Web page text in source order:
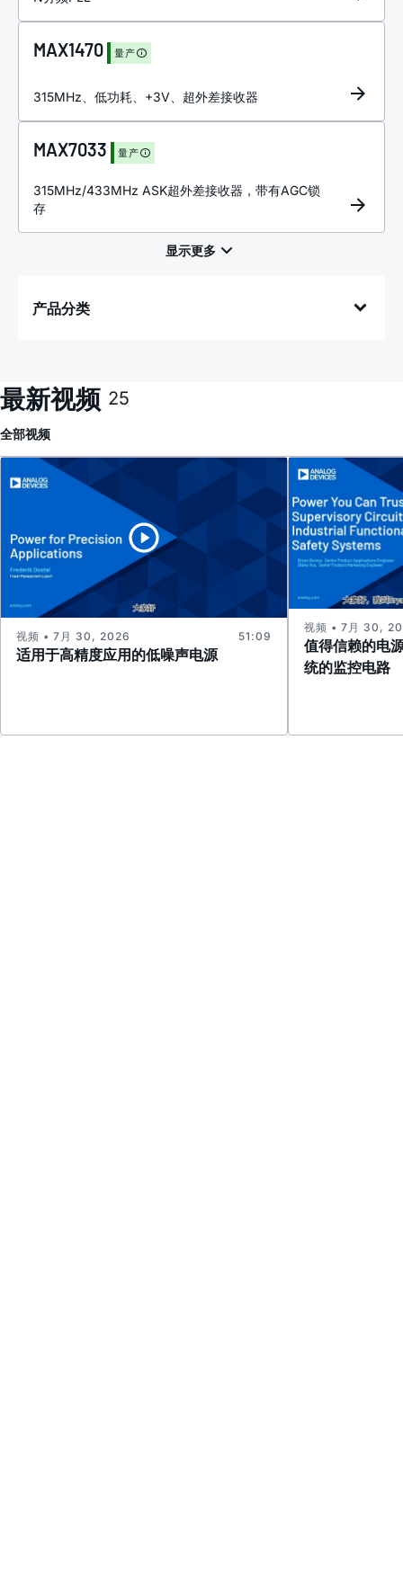
MAX1470 量产
315MHz、低功耗、+3V、超外差接收器
MAX7033 量产
315MHz/433MHz ASK超外差接收器，带有AGC锁
存
产品分类
最新视频 25
全部视频
适用于高精度应用的低噪声电源
视频 • 7月 30, 2026 51:09
值得信赖的电
统的监控电路
视频 • 7月 30,